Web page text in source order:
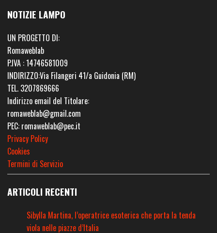
NOTIZIE LAMPO
UN PROGETTO DI:
Romaweblab
P.IVA : 14746581009
INDIRIZZO:Via Filangeri 41/a Guidonia (RM)
TEL. 3207869666
Indirizzo email del Titolare:
romaweblab@gmail.com
PEC: romaweblab@pec.it
Privacy Policy
Cookies
Termini di Servizio
ARTICOLI RECENTI
Sibylla Martina, l’operatrice esoterica che porta la tenda
viola nelle piazze d’Italia